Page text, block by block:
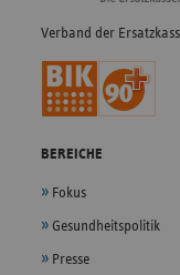
Verband der
BEREICHE
Fokus
Gesundheitspolitik
Presse